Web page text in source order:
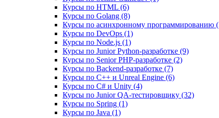
Курсы по HTML (6)
Курсы по Golang (8)
Курсы по асинхронному программированию
Курсы по DevOps (1)
Курсы по Node.js (1)
Курсы по Junior Python-разработке (9)
Курсы по Senior PHP-разработке (2)
Курсы по Backend‑разработке (7)
Курсы по C++ и Unreal Engine (6)
Курсы по C# и Unity (4)
Курсы по Junior QA-тестировщику (32)
Курсы по Spring (1)
Курсы по Java (1)